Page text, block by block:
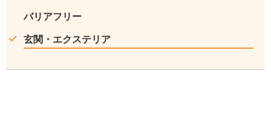
バリアフリー
玄関・エクステリア